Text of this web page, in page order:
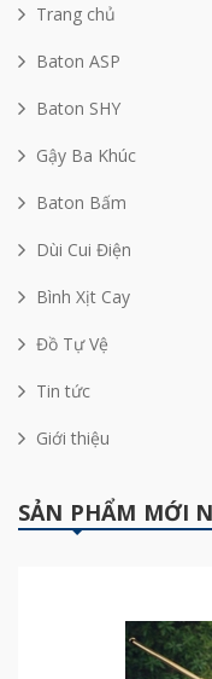
Trang chủ
Baton ASP
Baton SHY
Gậy Ba Khúc
Baton Bấm
Dùi Cui Điện
Bình Xịt Cay
Đồ Tự Vệ
Tin tức
Giới thiệu
SẢN PHẨM MỚI